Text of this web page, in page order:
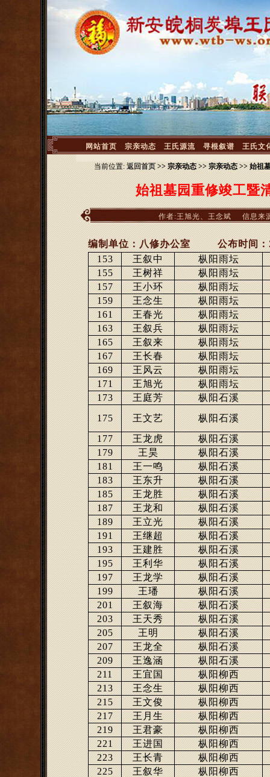
网站首页 宗亲动态 王氏源流 寻根叙谱 王氏文
当前位置: 返回首页>> 宗亲动态 >> 宗亲动态 >> 始祖
始祖墓园重修竣工暨
作者:王旭光、王念斌 信息来
编制单位：八修办公室公布时间：
153
王叙中
枞阳雨坛
155
王树祥
枞阳雨坛
157
王小环
枞阳雨坛
159
王念生
枞阳雨坛
161
王春光
枞阳雨坛
163
王叙兵
枞阳雨坛
165
王叙来
枞阳雨坛
167
王长春
枞阳雨坛
169
王风云
枞阳雨坛
171
王旭光
枞阳雨坛
173
王庭芳
枞阳石溪
175
王文艺
枞阳石溪
177
王龙虎
枞阳石溪
179
王昊
枞阳石溪
181
王一鸣
枞阳石溪
183
王东升
枞阳石溪
185
王龙胜
枞阳石溪
187
王龙和
枞阳石溪
189
王立光
枞阳石溪
191
王继超
枞阳石溪
193
王建胜
枞阳石溪
195
王利华
枞阳石溪
197
王龙学
枞阳石溪
199
王璠
枞阳石溪
201
王叙海
枞阳石溪
203
王天秀
枞阳石溪
205
王明
枞阳石溪
207
王龙全
枞阳石溪
209
王逸涵
枞阳石溪
211
王宜国
枞阳柳西
213
王念生
枞阳柳西
215
王文俊
枞阳柳西
217
王月生
枞阳柳西
219
王君豪
枞阳柳西
221
王进国
枞阳柳西
223
王长青
枞阳柳西
225
王叙华
枞阳柳西